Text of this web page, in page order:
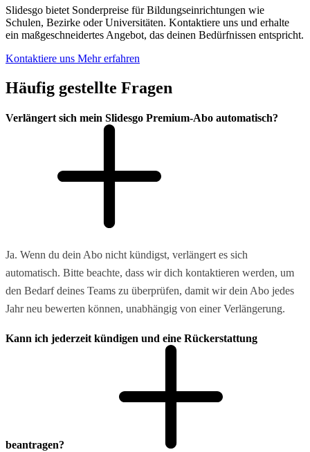
Slidesgo bietet Sonderpreise für Bildungseinrichtungen wie
Schulen, Bezirke oder Universitäten. Kontaktiere uns und erhalte
ein maßgeschneidertes Angebot, das deinen Bedürfnissen entspricht.
Kontaktiere uns Mehr erfahren
Häufig gestellte Fragen
Verlängert sich mein Slidesgo Premium-Abo automatisch?
Ja. Wenn du dein Abo nicht kündigst, verlängert es sich
automatisch. Bitte beachte, dass wir dich kontaktieren werden, um
den Bedarf deines Teams zu überprüfen, damit wir dein Abo jedes
Jahr neu bewerten können, unabhängig von einer Verlängerung.
Kann ich jederzeit kündigen und eine Rückerstattung
beantragen?